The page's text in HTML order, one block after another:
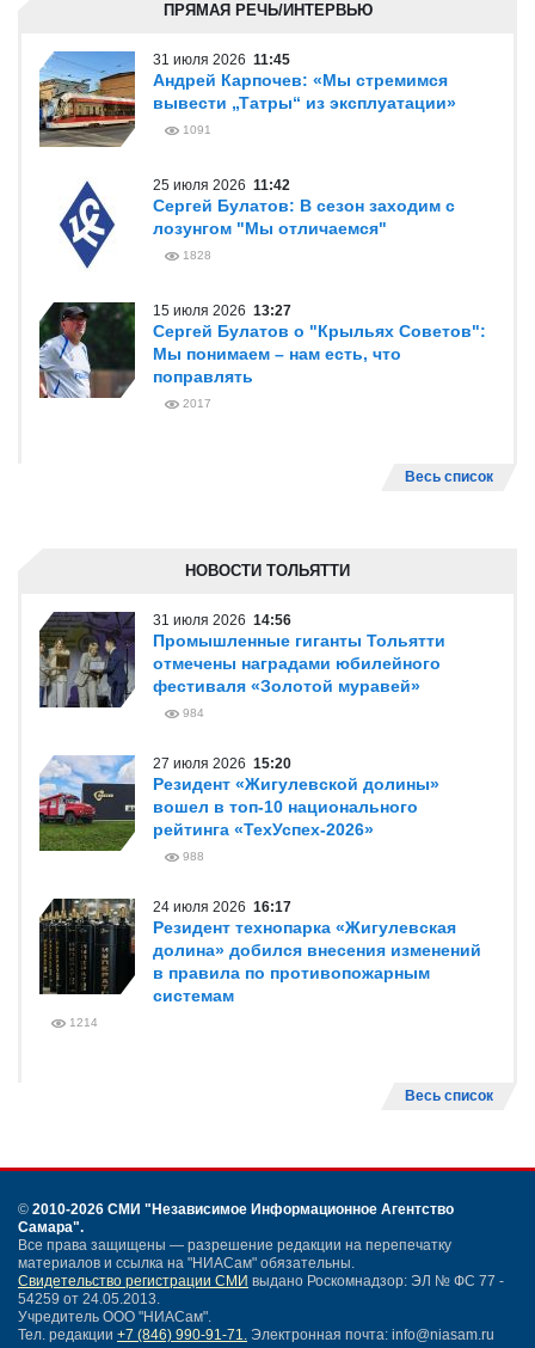
ПРЯМАЯ РЕЧЬ/ИНТЕРВЬЮ
31 июля 2026 11:45
Андрей Карпочев: «Мы стремимся
вывести „Татры“ из эксплуатации»
1091
25 июля 2026 11:42
Сергей Булатов: В сезон заходим с
лозунгом "Мы отличаемся"
1828
15 июля 2026 13:27
Сергей Булатов о "Крыльях Советов":
Мы понимаем – нам есть, что
поправлять
2017
Весь список
НОВОСТИ ТОЛЬЯТТИ
31 июля 2026 14:56
Промышленные гиганты Тольятти
отмечены наградами юбилейного
фестиваля «Золотой муравей»
984
27 июля 2026 15:20
Резидент «Жигулевской долины»
вошел в топ-10 национального
рейтинга «ТехУспех-2026»
988
24 июля 2026 16:17
Резидент технопарка «Жигулевская
долина» добился внесения изменений
в правила по противопожарным
системам
1214
Весь список
© 2010-2026 СМИ "Независимое Информационное Агентство
Самара".
Все права защищены — разрешение редакции на перепечатку
материалов и ссылка на "НИАСам" обязательны.
Свидетельство регистрации СМИ выдано Роскомнадзор: ЭЛ № ФС 77 -
54259 от 24.05.2013.
Учредитель ООО "НИАСам".
Тел. редакции +7 (846) 990-91-71. Электронная почта: info@niasam.ru